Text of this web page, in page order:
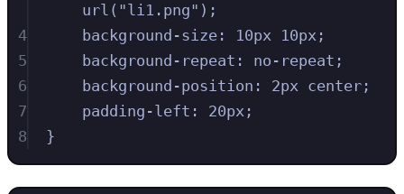
url ( "li1.png" ) ;
4
background-size : 10px 10px ;
5
background-repeat : no-repeat ;
6
background-position : 2px center ;
7
padding-left : 20px ;
8
}